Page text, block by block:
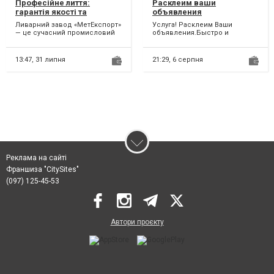
Професійне лиття:
гарантія якості та
дотримання термінів
Ливарний завод «МетЕкспорт»
— це сучасний промисловий
на виготовленні в...
13:47, 31 липня
Расклеим ваши
объявления
Услуга! Расклеим Ваши
объявления.Быстро и
21:29, 6 серпня
Реклама на сайті
Франшиза "CitySites"
(097) 125-45-53
Автори проєкту